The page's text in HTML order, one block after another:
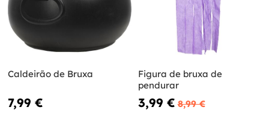
Caldeirão de Bruxa
7,99 €
Figura de bruxa de
pendurar
3,99 € 8,99 €